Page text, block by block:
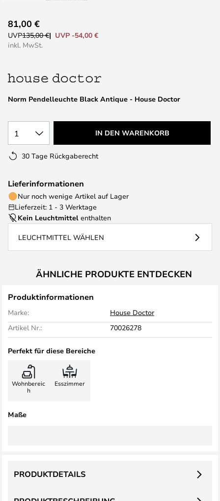
Anfang
der
Norm Pendelleuchte Black Antique - House Doctor
81,00 €
UVP135,00 €
UVP -54,00 €
inkl. MwSt.
1 IN DEN WARENKORB
30 Tage Rückgaberecht
Lieferinformationen
Nur noch wenige Artikel auf Lager
Lieferzeit: 1 - 3 Werktage
Kein Leuchtmittel enthalten
LEUCHTMITTEL WÄHLEN
ÄHNLICHE PRODUKTE ENTDECKEN
Produktinformationen
Marke:
House Doctor
Artikel Nr.:
70026278
Perfekt für diese Bereiche
Wohnbereic
h
Esszimmer
Maße
PRODUKTDETAILS